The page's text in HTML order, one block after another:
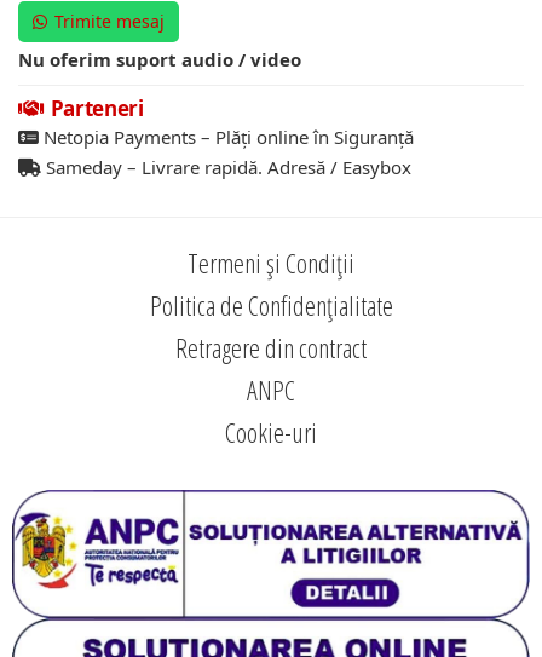
Trimite mesaj
Nu oferim suport audio / video
Parteneri
Netopia Payments – Plăți online în Siguranță
Sameday – Livrare rapidă. Adresă / Easybox
Termeni și Condiții
Politica de Confidențialitate
Retragere din contract
ANPC
Cookie-uri